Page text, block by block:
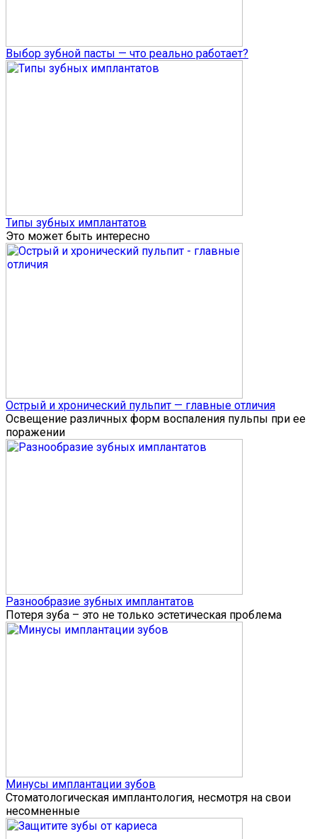
Выбор зубной пасты — что реально работает?
Типы зубных имплантатов
Это может быть интересно
Острый и хронический пульпит — главные отличия
Освещение различных форм воспаления пульпы при ее
поражении
Разнообразие зубных имплантатов
Потеря зуба – это не только эстетическая проблема
Минусы имплантации зубов
Стоматологическая имплантология, несмотря на свои
несомненные